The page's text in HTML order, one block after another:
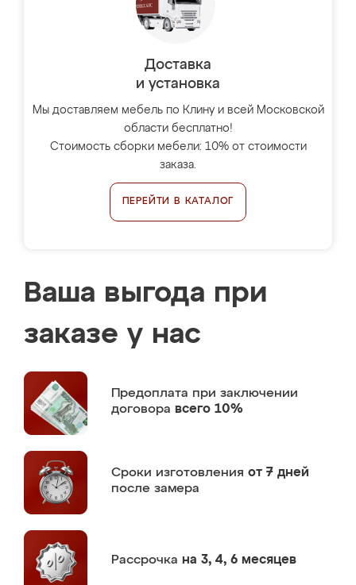
Доставка
и установка
Мы доставляем мебель по Клину и всей Московской
области бесплатно!
Стоимость сборки мебели: 10% от стоимости
заказа.
ПЕРЕЙТИ В КАТАЛОГ
Ваша выгода при
заказе у нас
Предоплата при заключении
договора всего 10%
Сроки изготовления от 7 дней
после замера
Рассрочка на 3, 4, 6 месяцев